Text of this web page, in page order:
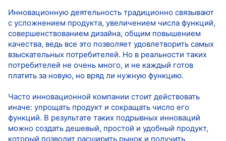
Инновационную деятельность традиционно связывают
с усложнением продукта, увеличением числа функций,
совершенствованием дизайна, общим повышением
качества, ведь все это позволяет удовлетворить самых
взыскательных потребителей. Но в реальности таких
потребителей не очень много, и не каждый готов
платить за новую, но вряд ли нужную функцию.
Часто инновационной компании стоит действовать
иначе: упрощать продукт и сокращать число его
функций. В результате таких подрывных инноваций
можно создать дешевый, простой и удобный продукт,
который позволит расширить рынок и получить